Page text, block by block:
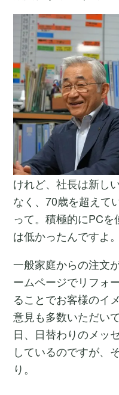
けれど、社長は新し
なく、70歳を超えて
って。積極的にPC
は低かったんですよ。
一般家庭からの注文
ームページでリフォ
ることでお客様のイ
意見も多数いただい
日、日替わりのメッ
しているのですが、
り。